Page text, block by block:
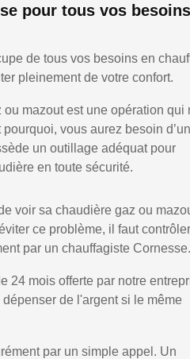
pour tous vos
de tous vos besoins en
pleinement de votre confort.
mazout est une opération qui
vous aurez besoin d’un
un outillage adéquat pour
en toute sécurité.
voir sa chaudière gaz ou
ce problème, il faut
par un chauffagiste Cornesse.
24 mois offerte par notre
de l'argent si le même
par un simple appel. Un